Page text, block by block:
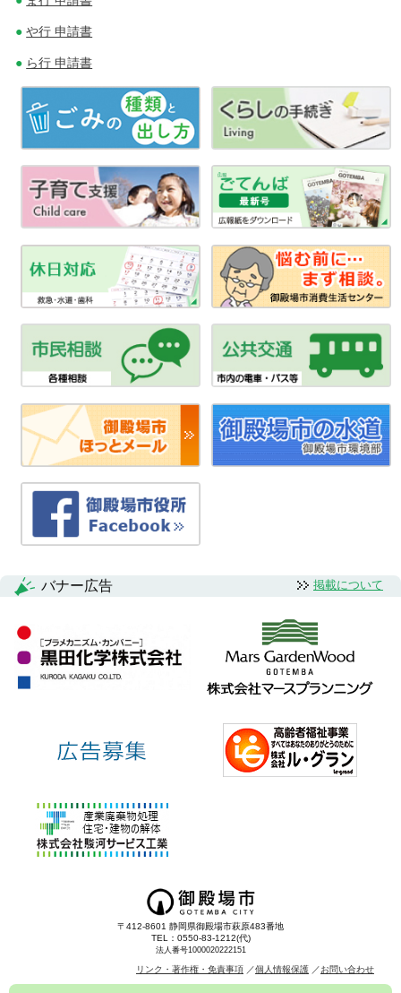
ン や行 申請書
ら行 申請書
バナー広告 掲載について
〒412-8601 静岡県御殿場市萩原483番地
TEL：0550-83-1212(代)
法人番号1000020222151
リンク・著作権・免責事項 個人情報保護 お問い合わせ